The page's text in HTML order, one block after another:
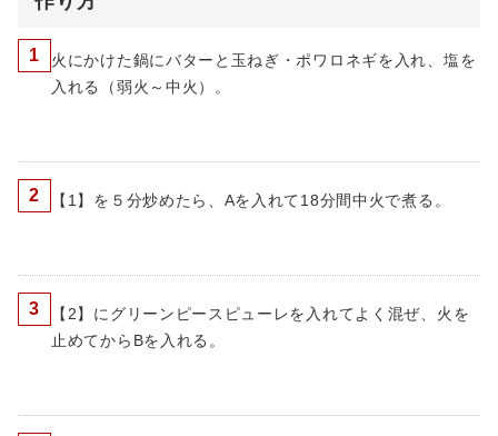
1
火にかけた鍋にバターと玉ねぎ・ポワロネギを入れ、塩を
入れる（弱火～中火）。
2 【1】を５分炒めたら、Aを入れて18分間中火で煮る。
3
【2】にグリーンピースピューレを入れてよく混ぜ、火を
止めてからBを入れる。